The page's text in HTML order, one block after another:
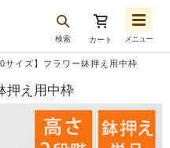
検索 カート メニュー
再注文
ログアウト
サイズ】フラワー鉢押え用中枠
押え用中枠